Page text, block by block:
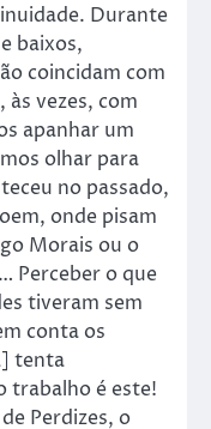
Durante
baixos,
coincidam com
vezes, com
apanhar um
olhar para
no passado,
onde pisam
Morais ou o
Perceber o que
tiveram sem
conta os
tenta
trabalho é este!
Perdizes, o